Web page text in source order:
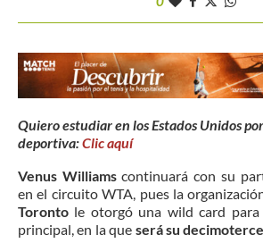
Quiero estudiar en los Estados Unidos
deportiva:Clic aquí
Venus Williamscontinuará con su
en el circuito WTA, pues la
Toronto le otorgó una wild card
principal, en la que será su